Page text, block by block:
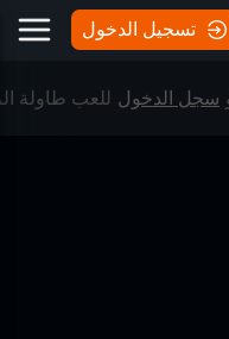
تسجيل الدخول
سجل الدخول للعب طاولة